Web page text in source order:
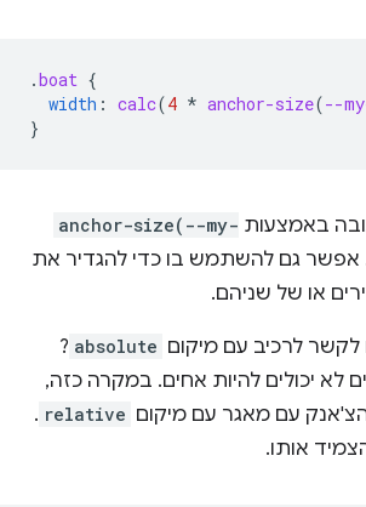
.boat
width : calc( 4 * anchor-size(--
באמצעותanchor-size(--my-
גם להשתמש בו כדי להגדיר את
או של שניהם.
לרכיב עם מיקום absolute
?
יכולים להיות אחים. במקרה כזה,
עם מאגר עם מיקום relative
.
אותו.